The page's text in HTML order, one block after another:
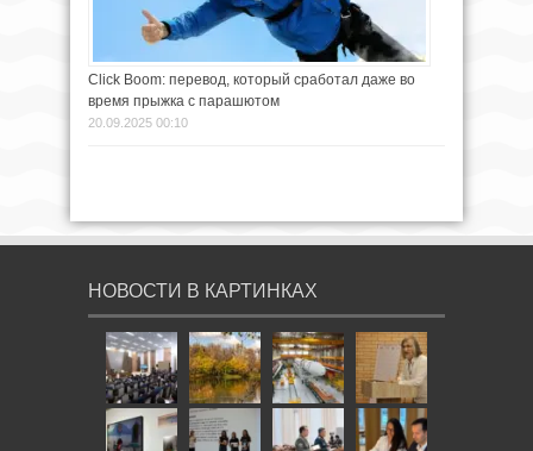
Click Boom: перевод, который сработал даже во
время прыжка с парашютом
20.09.2025 00:10
НОВОСТИ В КАРТИНКАХ